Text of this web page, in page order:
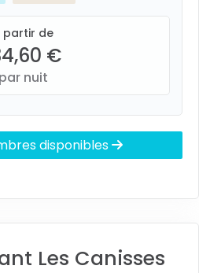
partir de
€
par nuit
disponibles
Les Canisses